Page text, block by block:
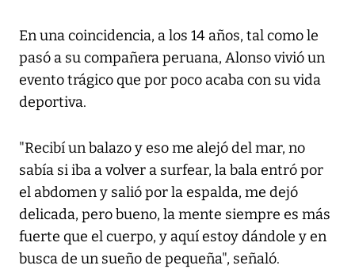
En una coincidencia, a los 14 años, tal como le
pasó a su compañera peruana, Alonso vivió un
evento trágico que por poco acaba con su vida
deportiva.
"Recibí un balazo y eso me alejó del mar, no
sabía si iba a volver a surfear, la bala entró por
el abdomen y salió por la espalda, me dejó
delicada, pero bueno, la mente siempre es más
fuerte que el cuerpo, y aquí estoy dándole y en
busca de un sueño de pequeña", señaló.